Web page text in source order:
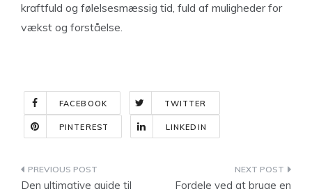
kraftfuld og følelsesmæssig tid, fuld af muligheder for
vækst og forståelse.
FACEBOOK TWITTER
PINTEREST LINKEDIN
Indlægsnavigation
Den ultimative guide til
Fordele ved at bruge en